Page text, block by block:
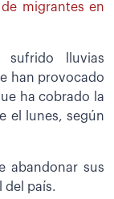
migrantes en
lluvias
han provocado
ha cobrado la
el lunes, según
abandonar sus
del país.